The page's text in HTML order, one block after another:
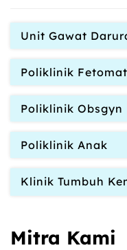
Unit Gawat
Poliklinik
Poliklinik Obsgyn
Poliklinik Anak
Klinik Tumbuh
Mitra Kami